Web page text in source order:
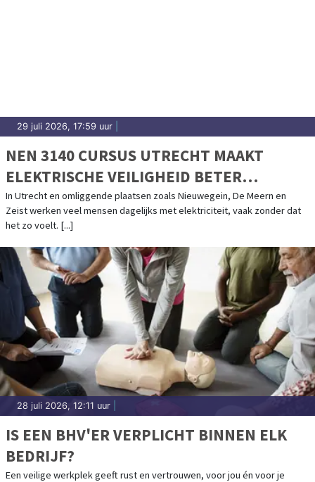
29 juli 2026, 17:59 uur
NEN 3140 CURSUS UTRECHT MAAKT
ELEKTRISCHE VEILIGHEID BETER
ORGANISEERBAAR
In Utrecht en omliggende plaatsen zoals Nieuwegein, De Meern en
Zeist werken veel mensen dagelijks met elektriciteit, vaak zonder dat
het zo voelt. [...]
28 juli 2026, 12:11 uur
IS EEN BHV'ER VERPLICHT BINNEN ELK
BEDRIJF?
Een veilige werkplek geeft rust en vertrouwen, voor jou én voor je